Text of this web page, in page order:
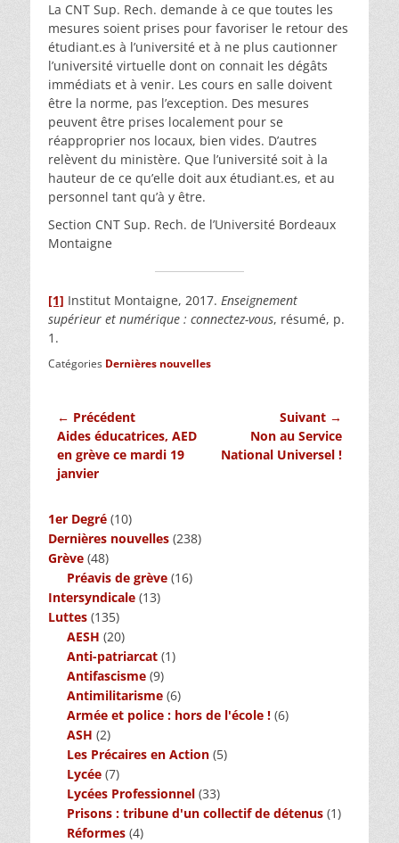
La CNT Sup. Rech. demande à ce que toutes les
mesures soient prises pour favoriser le retour des
étudiant.es à l’université et à ne plus cautionner
l’université virtuelle dont on connait les dégâts
immédiats et à venir. Les cours en salle doivent
être la norme, pas l’exception. Des mesures
peuvent être prises localement pour se
réapproprier nos locaux, bien vides. D’autres
relèvent du ministère. Que l’université soit à la
hauteur de ce qu’elle doit aux étudiant.es, et au
personnel tant qu’à y être.
Section CNT Sup. Rech. de l’Université Bordeaux
Montaigne
[1] Institut Montaigne, 2017. Enseignement
supérieur et numérique : connectez-vous, résumé, p.
1.
Catégories Dernières nouvelles
Navigation
de
l’article
← Précédent
Article
précédent :
Aides éducatrices, AED
en grève ce mardi 19
janvier
Suivant →
suivant :
Non au Service
National Universel !
1er Degré (10)
Dernières nouvelles (238)
Grève (48)
Préavis de grève (16)
Intersyndicale (13)
Luttes (135)
AESH (20)
Anti-patriarcat (1)
Antifascisme (9)
Antimilitarisme (6)
Armée et police : hors de l'école ! (6)
ASH (2)
Les Précaires en Action (5)
Lycée (7)
Lycées Professionnel (33)
Prisons : tribune d'un collectif de détenus (1)
Réformes (4)